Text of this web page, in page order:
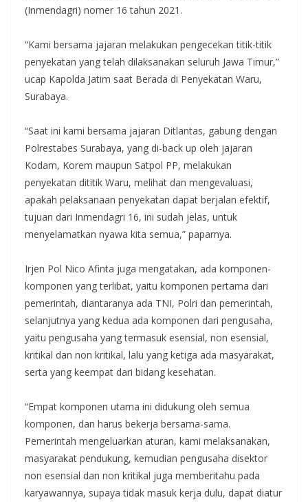
(Inmendagri) nomer 16 tahun 2021.
“Kami bersama jajaran melakukan pengecekan titik-titik
penyekatan yang telah dilaksanakan seluruh Jawa Timur,”
ucap Kapolda Jatim saat Berada di Penyekatan Waru,
Surabaya.
“Saat ini kami bersama jajaran Ditlantas, gabung dengan
Polrestabes Surabaya, yang di-back up oleh jajaran
Kodam, Korem maupun Satpol PP, melakukan
penyekatan dititik Waru, melihat dan mengevaluasi,
apakah pelaksanaan penyekatan dapat berjalan efektif,
tujuan dari Inmendagri 16, ini sudah jelas, untuk
menyelamatkan nyawa kita semua,” paparnya.
Irjen Pol Nico Afinta juga mengatakan, ada komponen-
komponen yang terlibat, yaitu komponen pertama dari
pemerintah, diantaranya ada TNI, Polri dan pemerintah,
selanjutnya yang kedua ada komponen dari pengusaha,
yaitu pengusaha yang termasuk esensial, non esensial,
kritikal dan non kritikal, lalu yang ketiga ada masyarakat,
serta yang keempat dari bidang kesehatan.
“Empat komponen utama ini didukung oleh semua
komponen, dan harus bekerja bersama-sama.
Pemerintah mengeluarkan aturan, kami melaksanakan,
masyarakat pendukung, kemudian pengusaha disektor
non esensial dan non kritikal juga memberitahu pada
karyawannya, supaya tidak masuk kerja dulu, dapat diatur